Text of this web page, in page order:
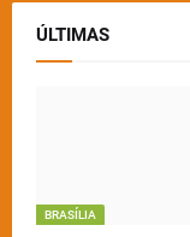
ÚLTIMAS
BRASÍLIA